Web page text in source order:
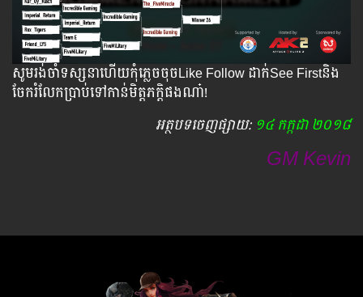
សូមរង់ចាំទស្សនាហើយកុំភ្លេចចុចLike​ Follow ដាក់See Firstនិង
ចែករំលែកប្រាប់ទៅកាន់មិត្តភក្តិផងណា៎!
អត្ថបទ​ចេញ​ផ្សាយ​: ១៤ កក្កដា ២០១៨
GM Kevin